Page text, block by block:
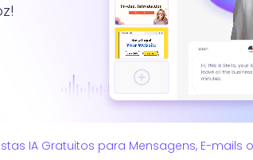
IA Gratuitos para Mensagens, E-mails